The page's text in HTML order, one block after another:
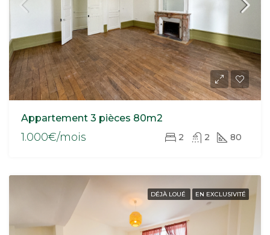
Appartement 3 pièces 80m2
1.000€/mois 2 2 80
DÉJÀ LOUÉ EN EXCLUSIVITÉ